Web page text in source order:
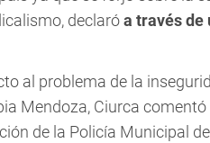
declaróa través de
al problema de la
Mendoza, Ciurca comentó
de la Policía Municipal